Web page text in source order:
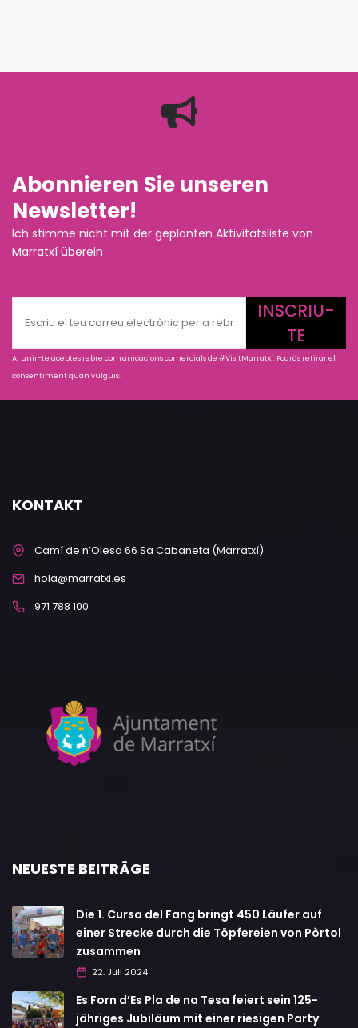
Abonnieren Sie unseren
Newsletter!
Ich stimme nicht mit der geplanten Aktivitätsliste von
Marratxí überein
INSCRIU-
TE
Al unir-te aceptes rebre comunicacions comercials de #VisitMarratxí. Podràs retirar el
consentiment quan vulguis.
KONTAKT
Camí de n’Olesa 66 Sa Cabaneta (Marratxí)
hola@marratxi.es
971 788 100
NEUESTE BEITRÄGE
Die 1. Cursa del Fang bringt 450 Läufer auf
einer Strecke durch die Töpfereien von Pòrtol
zusammen
22. Juli 2024
Es Forn d’Es Pla de na Tesa feiert sein 125-
jähriges Jubiläum mit einer riesigen Party